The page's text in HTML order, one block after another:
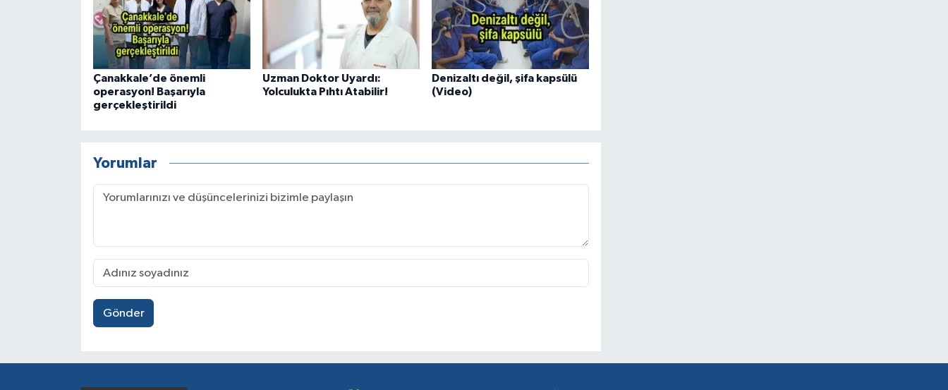
Çanakkale’de önemli
operasyon! Başarıyla
gerçekleştirildi
Uzman Doktor Uyardı:
Yolculukta Pıhtı Atabilir!
Denizaltı değil, şifa kapsülü
(Video)
Yorumlar
Gönder